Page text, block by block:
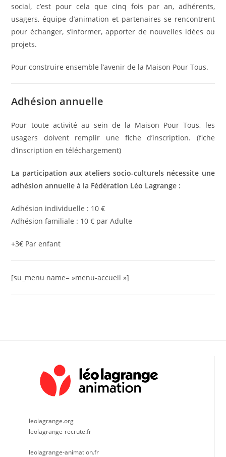
social, c’est pour cela que cinq fois par an, adhérents,
usagers, équipe d’animation et partenaires se rencontrent
pour échanger, s’informer, apporter de nouvelles idées ou
projets.
Pour construire ensemble l’avenir de la Maison Pour Tous.
Adhésion annuelle
Pour toute activité au sein de la Maison Pour Tous, les
usagers doivent remplir une fiche d’inscription. (fiche
d’inscription en téléchargement)
La participation aux ateliers socio-culturels nécessite une
adhésion annuelle à la Fédération Léo Lagrange :
Adhésion individuelle : 10 €
Adhésion familiale : 10 € par Adulte
+3€ Par enfant
[su_menu name= »menu-accueil »]
leolagrange.org
leolagrange-recrute.fr
leolagrange-animation.fr